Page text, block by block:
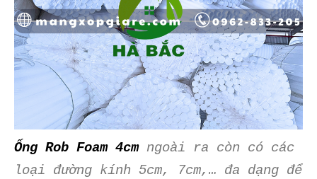
Ống Rob Foam 4cmngoài ra còn có các
loại đường kính 5cm, 7cm,… đa dạng để